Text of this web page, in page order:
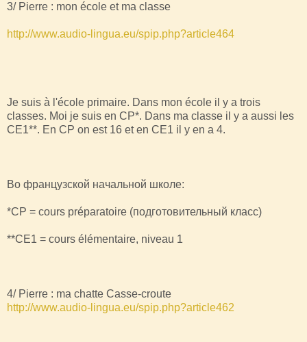
3/ Pierre : mon école et ma classe
http://www.audio-lingua.eu/spip.php?article464
Je suis à l'école primaire. Dans mon école il y a trois
classes. Moi je suis en CP*. Dans ma classe il y a aussi les
CE1**. En CP on est 16 et en CE1 il y en a 4.
Во французской начальной школе:
*CP = cours préparatoire (подготовительный класс)
**CE1 = cours élémentaire, niveau 1
4/ Pierre : ma chatte Casse-croute
http://www.audio-lingua.eu/spip.php?article462